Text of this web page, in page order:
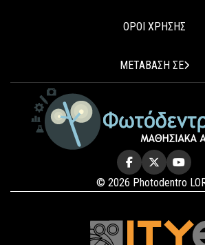
ΟΡΟΙ ΧΡΗΣΗΣ
ΜΕΤΑΒΑΣΗ ΣΕ
© 2026 Photodentro